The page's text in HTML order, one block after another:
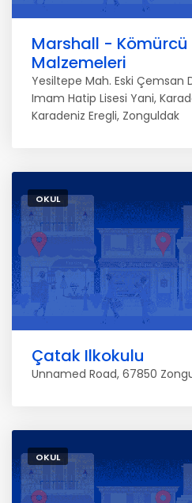
Marshall -
Malzemeleri
Yesiltepe Mah. Eski Çemsan
Imam Hatip Lisesi Yani,
Karadeniz Eregli, Zonguldak
OKUL
Çatak Ilkokulu
Unnamed Road, 67850
OKUL